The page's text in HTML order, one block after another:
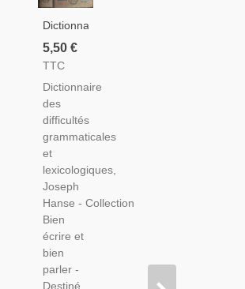
Dictionnaire
Des
Difficultés
Et
Lexicologiques,
Joseph
Hanse,
1949 -,
Dictionnaires,
Manuels
De
Français,
5,50 €
TTC
Dictionnaire
des
difficultés
grammaticales
et
lexicologiques,
Joseph
Hanse - Collection
Bien
écrire et
bien
parler -
Destiné